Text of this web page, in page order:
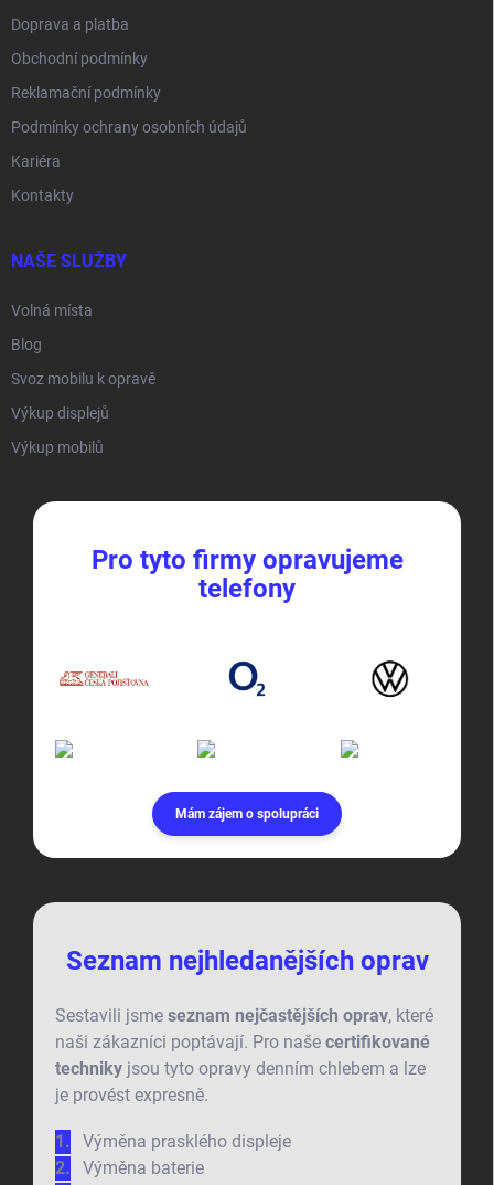
Doprava a platba
Obchodní podmínky
Reklamační podmínky
Podmínky ochrany osobních údajů
Kariéra
Kontakty
NAŠE SLUŽBY
Volná místa
Blog
Svoz mobilu k opravě
Výkup displejů
Výkup mobilů
Pro tyto firmy opravujeme
telefony
Mám zájem o spolupráci
Seznam nejhledanějších oprav
Sestavili jsme seznam nejčastějších oprav, které
naši zákazníci poptávají. Pro naše certifikované
techniky jsou tyto opravy denním chlebem a lze
je provést expresně.
Výměna prasklého displeje
Výměna baterie